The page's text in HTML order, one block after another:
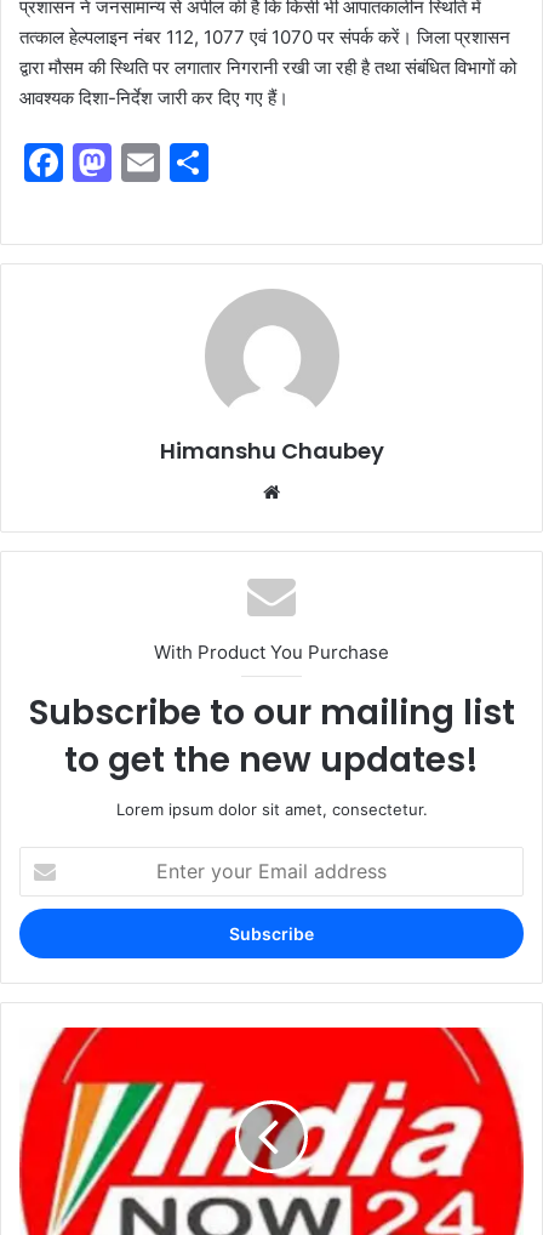
प्रशासन ने जनसामान्य से अपील की है कि किसी भी आपातकालीन स्थिति में
तत्काल हेल्पलाइन नंबर 112, 1077 एवं 1070 पर संपर्क करें। जिला प्रशासन
द्वारा मौसम की स्थिति पर लगातार निगरानी रखी जा रही है तथा संबंधित विभागों को
आवश्यक दिशा-निर्देश जारी कर दिए गए हैं।
F
c
e
M
st
o
E
ai
l
ar
e
Himanshu Chaubey
With Product You Purchase
Subscribe to our mailing list
to get the new updates!
Lorem ipsum dolor sit amet, consectetur.